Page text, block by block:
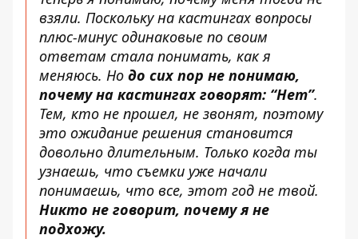
взяли. Поскольку на кастингах вопросы
плюс-минус одинаковые по своим
ответам стала понимать, как я
меняюсь. Но до сих пор не понимаю,
почему на кастингах говорят: “Нет”.
Тем, кто не прошел, не звонят, поэтому
это ожидание решения становится
довольно длительным. Только когда ты
узнаешь, что съемки уже начали
понимаешь, что все, этот год не твой.
Никто не говорит, почему я не
подхожу.